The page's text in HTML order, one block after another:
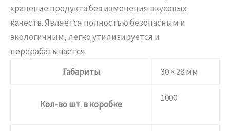
хранение продукта без изменения вкусовых
качеств. Является полностью безопасным и
экологичным, легко утилизируется и
перерабатывается.
Габариты
30 × 28 мм
Кол-во шт. в коробке
1000